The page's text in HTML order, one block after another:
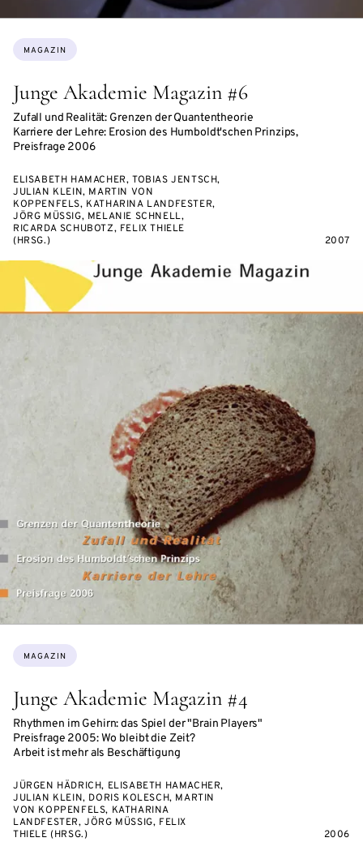
Junge Akademie Magazin #6
Zufall und Realität: Grenzen der Quantentheorie
Karriere der Lehre: Erosion des Humboldt'schen Prinzips,
Preisfrage 2006
Themen:
MAGAZIN
ELISABETH HAMACHER, TOBIAS JENTSCH,
JULIAN KLEIN, MARTIN VON
KOPPENFELS, KATHARINA LANDFESTER,
JÖRG MÜSSIG, MELANIE SCHNELL,
RICARDA SCHUBOTZ, FELIX THIELE
(HRSG.)
2007
Junge Akademie Magazin #4
Rhythmen im Gehirn: das Spiel der "Brain Players"
Preisfrage 2005: Wo bleibt die Zeit?
Arbeit ist mehr als Beschäftigung
Themen:
MAGAZIN
JÜRGEN HÄDRICH, ELISABETH HAMACHER,
JULIAN KLEIN, DORIS KOLESCH, MARTIN
VON KOPPENFELS, KATHARINA
LANDFESTER, JÖRG MÜSSIG, FELIX
THIELE (HRSG.)
2006